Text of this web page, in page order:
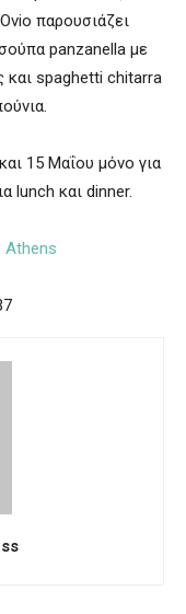
παρουσιάζει
panzanella με
και spaghetti chitarra
15 Μαΐου μόνο για
lunch και dinner.
Athens